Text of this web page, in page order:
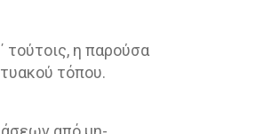
τούτοις, η παρούσα
τόπου.